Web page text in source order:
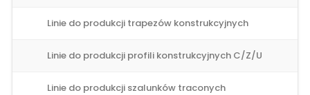
Linie do produkcji trapezów konstrukcyjnych
Linie do produkcji profili konstrukcyjnych C/Z/U
Linie do produkcji szalunków traconych